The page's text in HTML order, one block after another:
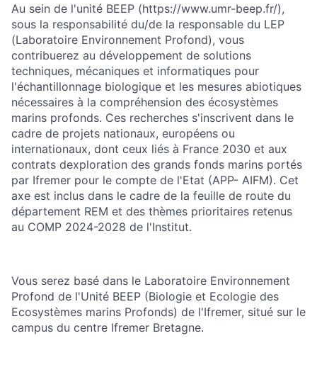
Au sein de l'unité BEEP (https://www.umr-beep.fr/),
sous la responsabilité du/de la responsable du LEP
(Laboratoire Environnement Profond), vous
contribuerez au développement de solutions
techniques, mécaniques et informatiques pour
l'échantillonnage biologique et les mesures abiotiques
nécessaires à la compréhension des écosystèmes
marins profonds. Ces recherches s'inscrivent dans le
cadre de projets nationaux, européens ou
internationaux, dont ceux liés à France 2030 et aux
contrats dexploration des grands fonds marins portés
par Ifremer pour le compte de l'Etat (APP- AIFM). Cet
axe est inclus dans le cadre de la feuille de route du
département REM et des thèmes prioritaires retenus
au COMP 2024-2028 de l'Institut.
Vous serez basé dans le Laboratoire Environnement
Profond de l'Unité BEEP (Biologie et Ecologie des
Ecosystèmes marins Profonds) de l'Ifremer, situé sur le
campus du centre Ifremer Bretagne.